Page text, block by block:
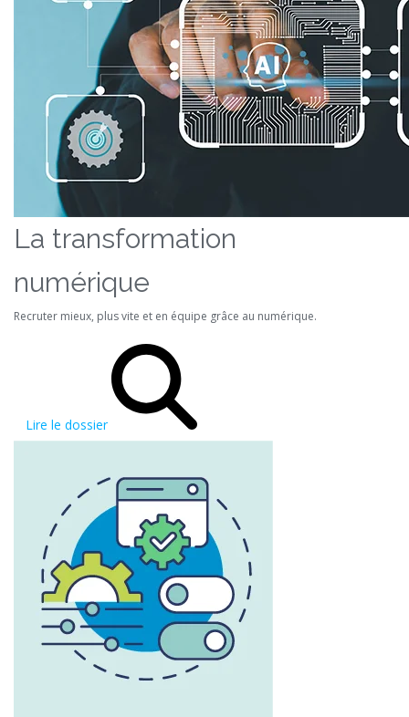
La transformation
numérique
Recruter mieux, plus vite et en équipe grâce au numérique.
Lire le dossier